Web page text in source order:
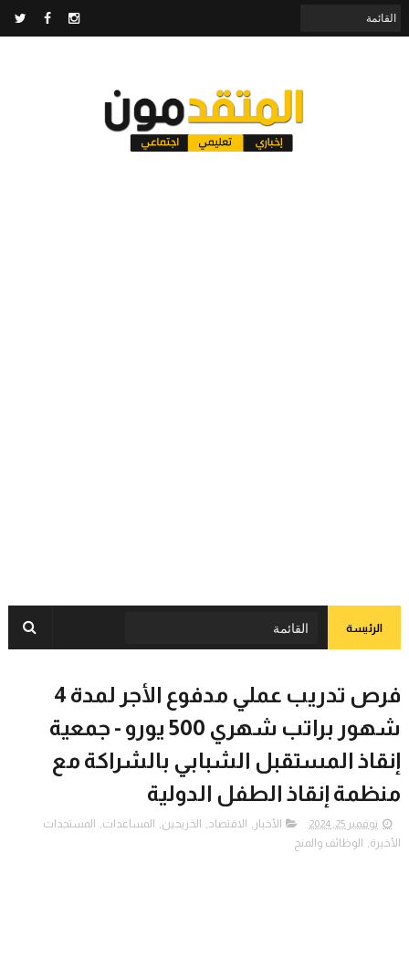
الرئيسة
فرص تدريب عملي مدفوع الأجر لمدة 4
شهور براتب شهري 500 يورو - جمعية
إنقاذ المستقبل الشبابي بالشراكة مع
منظمة إنقاذ الطفل الدولية
نوفمبر 25, 2024 الأخبار , الاقتصاد, الخريجين, المساعدات,
المستجدات
الأخيرة, الوظائف والمنح